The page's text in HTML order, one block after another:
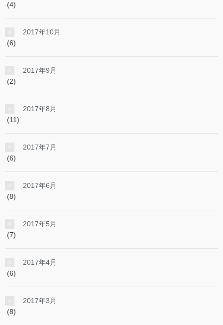
(4)
2017年10月
(6)
2017年9月
(2)
2017年8月
(11)
2017年7月
(6)
2017年6月
(8)
2017年5月
(7)
2017年4月
(6)
2017年3月
(8)